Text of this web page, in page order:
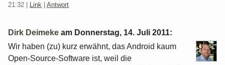
21:32 Link Antwort
Dirk Deimeke am Donnerstag, 14. Juli 2011:
Wir haben (zu) kurz erwähnt, das Android kaum
Open-Source-Software ist, weil die